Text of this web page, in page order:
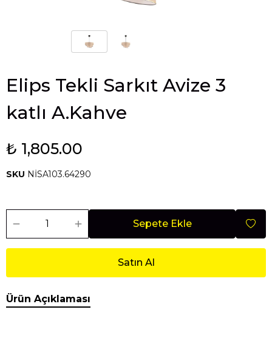
Elips Tekli Sarkıt Avize 3
katlı A.Kahve
₺ 1,805.00
SKU NİSA103.64290
Sepete Ekle
Satın Al
Ürün Açıklaması